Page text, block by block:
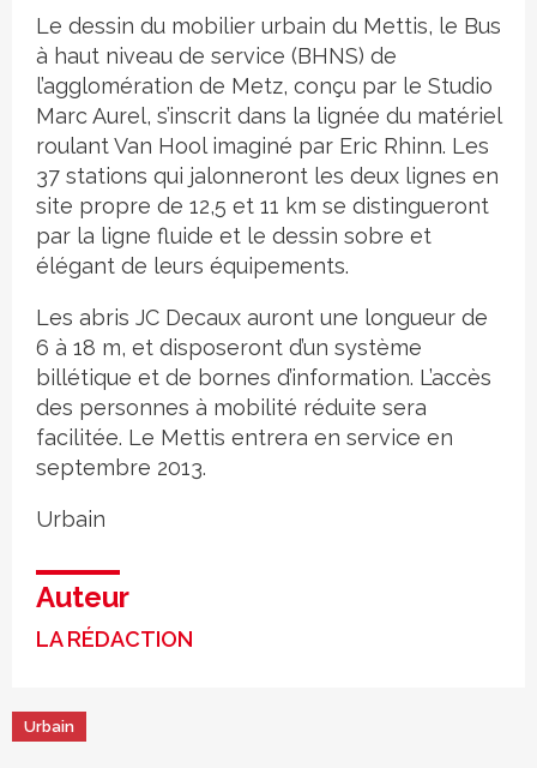
Le dessin du mobilier urbain du Mettis, le Bus
à haut niveau de service (BHNS) de
l’agglomération de Metz, conçu par le Studio
Marc Aurel, s’inscrit dans la lignée du matériel
roulant Van Hool imaginé par Eric Rhinn. Les
37 stations qui jalonneront les deux lignes en
site propre de 12,5 et 11 km se distingueront
par la ligne fluide et le dessin sobre et
élégant de leurs équipements.
Les abris JC Decaux auront une longueur de
6 à 18 m, et disposeront d’un système
billétique et de bornes d’information. L’accès
des personnes à mobilité réduite sera
facilitée. Le Mettis entrera en service en
septembre 2013.
Urbain
Auteur
LA RÉDACTION
Urbain